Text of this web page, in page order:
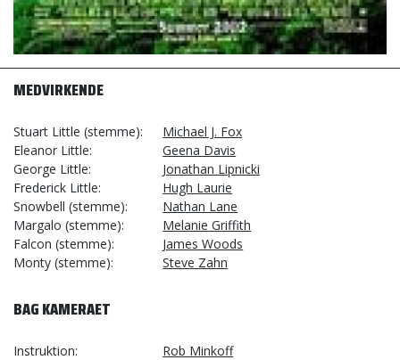
MEDVIRKENDE
Stuart Little (stemme)
Michael J. Fox
Eleanor Little
Geena Davis
George Little
Jonathan Lipnicki
Frederick Little
Hugh Laurie
Snowbell (stemme)
Nathan Lane
Margalo (stemme)
Melanie Griffith
Falcon (stemme)
James Woods
Monty (stemme)
Steve Zahn
BAG KAMERAET
Instruktion
Rob Minkoff